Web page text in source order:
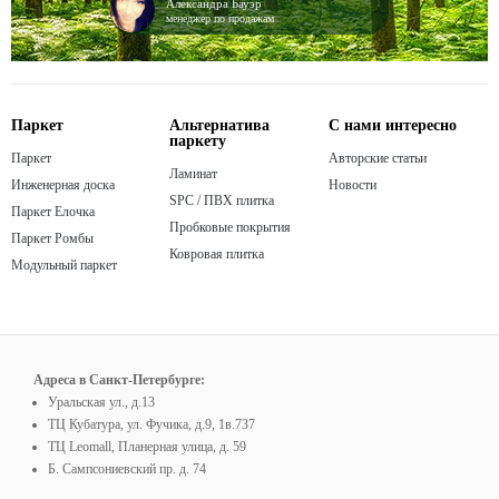
Александра Бауэр
менеджер по продажам
Паркет
Паркет
Инженерная доска
Паркет Елочка
Паркет Ромбы
Модульный паркет
Альтернатива
паркету
Ламинат
SPC / ПВХ плитка
Пробковые покрытия
Ковровая плитка
С нами интересно
Авторские статьи
Новости
Адреса в Санкт-Петербурге:
Уральская ул., д.13
ТЦ Кубатура, ул. Фучика, д.9, 1в.737
ТЦ Leomall, Планерная улица, д. 59
Б. Сампсониевский пр. д. 74